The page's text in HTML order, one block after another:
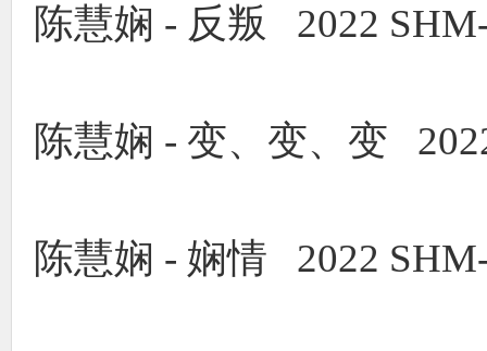
陈慧娴 - 反叛 2022
陈慧娴 - 变、变、变
陈慧娴 - 娴情 2022